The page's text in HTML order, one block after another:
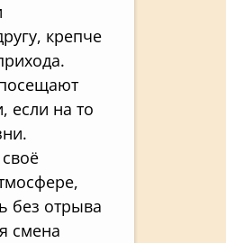
крепче
если на то
без отрыва
смена